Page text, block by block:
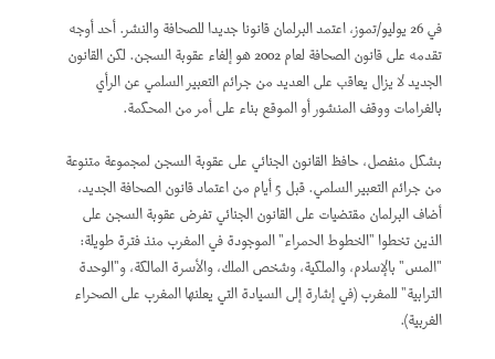
في 26 يوليو/تموز، اعتمد البرلمان قانونا جديدا للصحافة والنشر. أحد أوجه
تقدمه على قانون الصحافة لعام 2002 هو إلغاء عقوبة السجن. لكن القانون
الجديد لا يزال يعاقب على العديد من جرائم التعبير السلمي عن الرأي
بالغرامات ووقف المنشور أو الموقع بناء على أمر من المحكمة.
بشكل منفصل، حافظ القانون الجنائي على عقوبة السجن لمجموعة متنوعة
من جرائم التعبير السلمي. قبل 5 أيام من اعتماد قانون الصحافة الجديد،
أضاف البرلمان مقتضيات على القانون الجنائي تفرض عقوبة السجن على
الذين تخطوا "الخطوط الحمراء" الموجودة في المغرب منذ فترة طويلة:
"المس" بالإسلام، والملكية، وشخص الملك، والأسرة المالكة، و"الوحدة
الترابية" للمغرب (في إشارة إلى السيادة التي يعلنها المغرب على الصحراء
الغربية).